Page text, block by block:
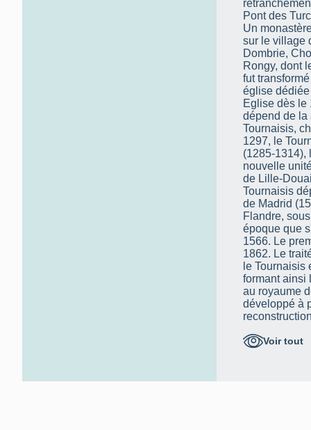
Pont des
Un
sur le village
Dombrie,
Rongy, dont
fut
église
Eglise dès le
dépend de la
Tournaisis,
1297, le
(1285-1314),
nouvelle
de Lille-
Tournaisis
de Madrid
Flandre,
époque que
1566. Le
1862. Le
le Tournaisis
formant ainsi
au royaume
développé à
Voir tout